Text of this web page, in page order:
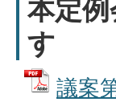
本定
す
議案